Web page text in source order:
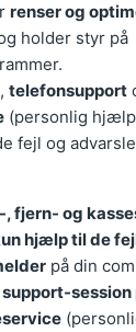
renser og
holder styr på
, telefonsupport
(personlig
fejl og
fjern- og
hjælp til de
på din
session